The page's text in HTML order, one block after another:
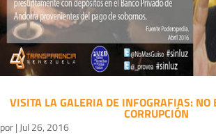
VISITA LA GALERIA DE INFOGRAFIAS: NO
CORRUPCIÓN
por| Jul 26, 2016